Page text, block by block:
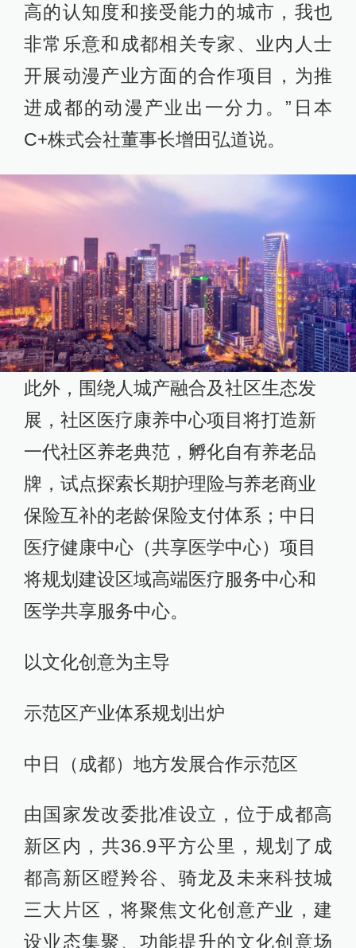
高的认知度和接受能力的城市，我也
非常乐意和成都相关专家、业内人士
开展动漫产业方面的合作项目，为推
进成都的动漫产业出一分力。”日本
C+株式会社董事长增田弘道说。
此外，围绕人城产融合及社区生态发
展，社区医疗康养中心项目将打造新
一代社区养老典范，孵化自有养老品
牌，试点探索长期护理险与养老商业
保险互补的老龄保险支付体系；中日
医疗健康中心（共享医学中心）项目
将规划建设区域高端医疗服务中心和
医学共享服务中心。
以文化创意为主导
示范区产业体系规划出炉
中日（成都）地方发展合作示范区
由国家发改委批准设立，位于成都高
新区内，共36.9平方公里，规划了成
都高新区瞪羚谷、骑龙及未来科技城
三大片区，将聚焦文化创意产业，建
设业态集聚、功能提升的文化创意场